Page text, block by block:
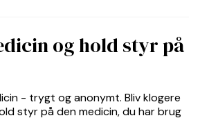
og hold styr på
- trygt og anonymt. Bliv klogere
styr på den medicin, du har brug